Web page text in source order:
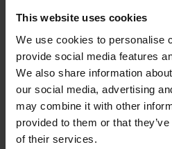
This website uses cookies
We use cookies to personalise
provide social media features
We also share information
our social media, advertising
may combine it with other
provided to them or that
of their services.
med magnesiumtilskud.
10. Humør
Magnesium er vigtig for at
neurotransmittere, som
blandt andet at regulere
har mangel på
påvirket negativt, og du kan